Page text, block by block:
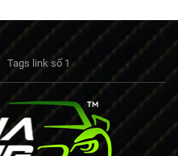
Tags link số 1